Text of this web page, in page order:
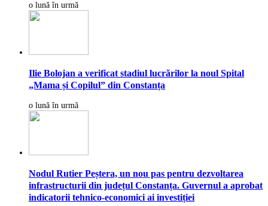
o lună în urmă
Ilie Bolojan a verificat stadiul lucrărilor la noul Spital
„Mama și Copilul” din Constanța
o lună în urmă
Nodul Rutier Peștera, un nou pas pentru dezvoltarea
infrastructurii din județul Constanța. Guvernul a aprobat
indicatorii tehnico-economici ai investiției